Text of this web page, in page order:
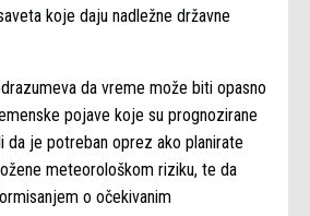
koje daju nadležne državne
da vreme može biti opasno
pojave koje su prognozirane
da je potreban oprez ako planirate
meteorološkom riziku, te da
o očekivanim